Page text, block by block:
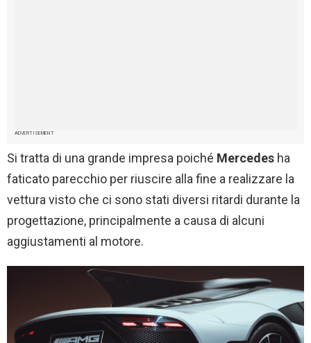
ADVERTISEMENT
Si tratta di una grande impresa poiché Mercedes ha
faticato parecchio per riuscire alla fine a realizzare la
vettura visto che ci sono stati diversi ritardi durante la
progettazione, principalmente a causa di alcuni
aggiustamenti al motore.